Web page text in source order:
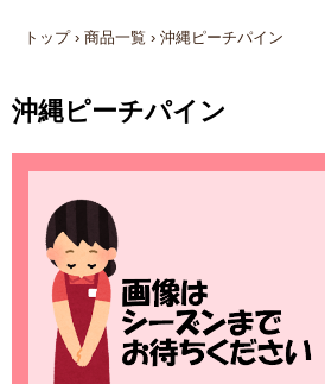
トップ › 商品一覧 › 沖縄ピーチパイン
沖縄ピーチパイン